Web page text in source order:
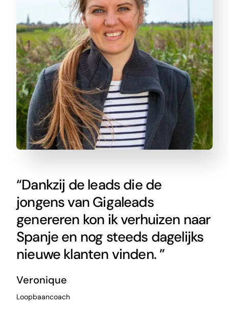
“Dankzij de leads die de
jongens van Gigaleads
genereren kon ik verhuizen naar
Spanje en nog steeds dagelijks
nieuwe klanten vinden. ”
Veronique
Loopbaancoach